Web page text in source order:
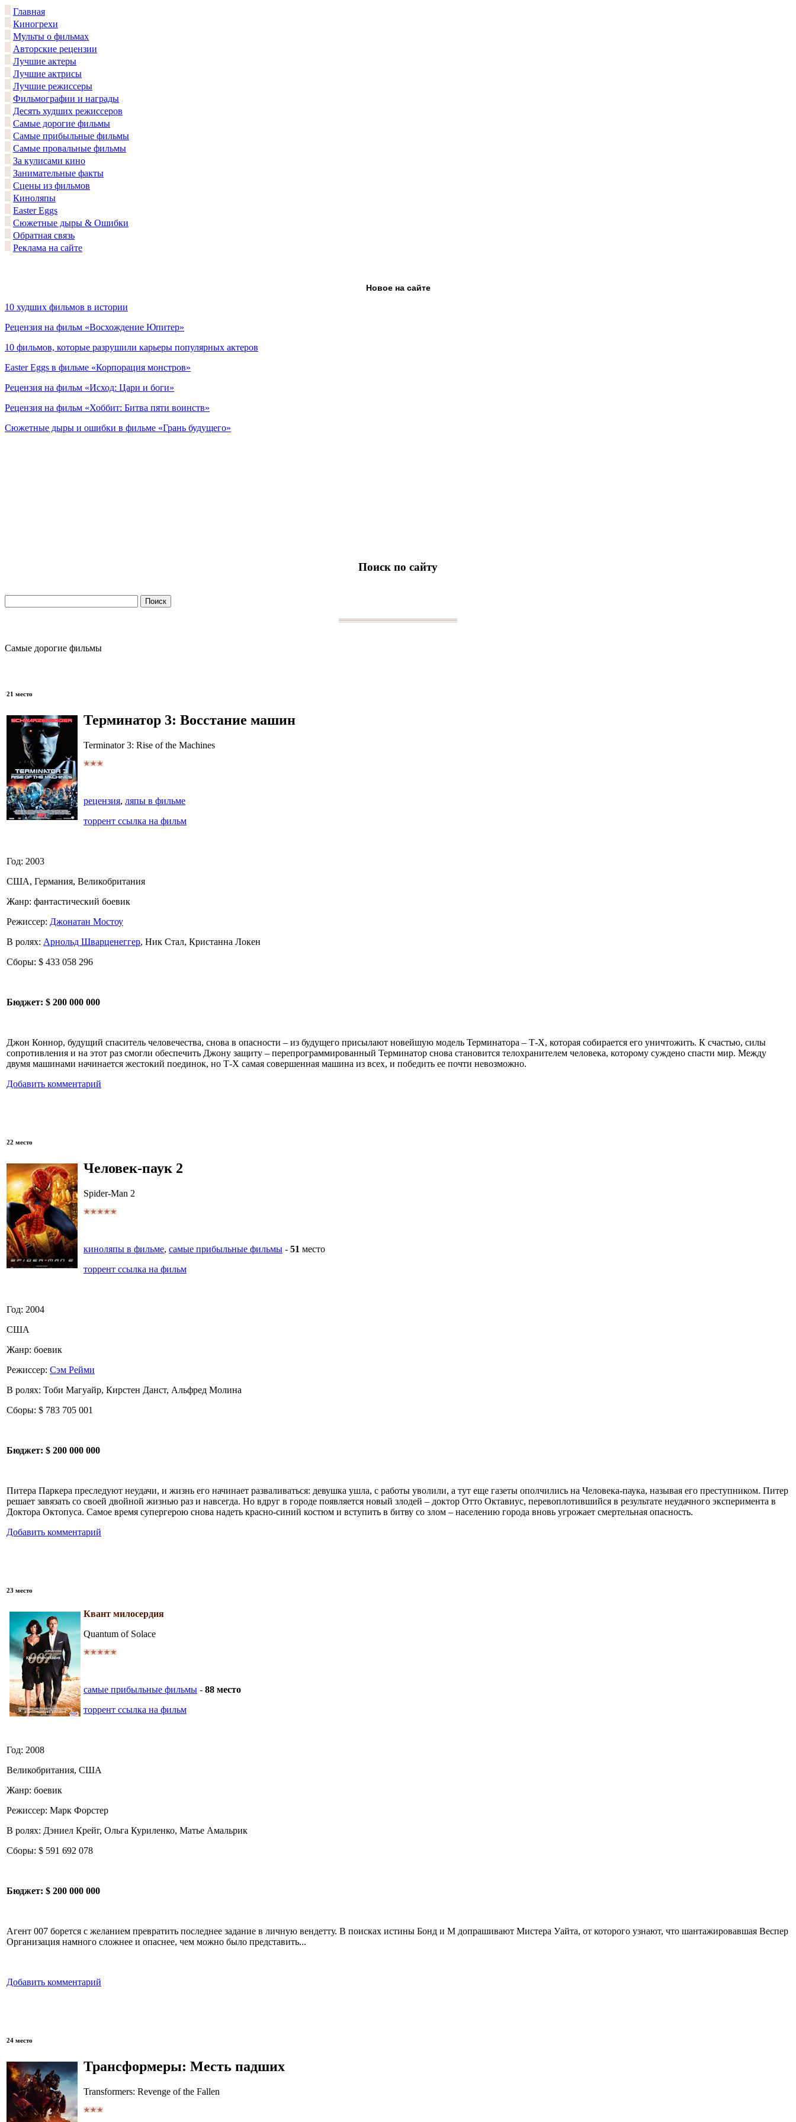
Главная
Киногрехи
Мульты о фильмах
Авторские рецензии
Лучшие актеры
Лучшие актрисы
Лучшие режиссеры
Фильмографии и награды
Десять худших режиссеров
Самые дорогие фильмы
Самые прибыльные фильмы
Самые провальные фильмы
За кулисами кино
Занимательные факты
Сцены из фильмов
Киноляпы
Easter Eggs
Сюжетные дыры & Ошибки
Обратная связь
Реклама на сайте
Новое на сайте
10 худших фильмов в истории
Рецензия на фильм «Восхождение Юпитер»
10 фильмов, которые разрушили карьеры популярных актеров
Easter Eggs в фильме «Корпорация монстров»
Рецензия на фильм «Исход: Цари и боги»
Рецензия на фильм «Хоббит: Битва пяти воинств»
Сюжетные дыры и ошибки в фильме «Грань будущего»
Поиск по сайту
Самые дорогие фильмы
21 место
Терминатор 3: Восстание машин
Terminator 3: Rise of the Machines
рецензия, ляпы в фильме
торрент ссылка на фильм
Год: 2003
США, Германия, Великобритания
Жанр: фантастический боевик
Режиссер: Джонатан Мостоу
В ролях: Арнольд Шварценеггер, Ник Стал, Кристанна Локен
Сборы: $ 433 058 296
Бюджет: $ 200 000 000
Джон Коннор, будущий спаситель человечества, снова в опасности – из будущего присылают новейшую модель Терминатора – Т-Х, которая собирается его уничтожить. К счастью, силы
сопротивления и на этот раз смогли обеспечить Джону защиту – перепрограммированный Терминатор снова становится телохранителем человека, которому суждено спасти мир. Между
двумя машинами начинается жестокий поединок, но Т-Х самая совершенная машина из всех, и победить ее почти невозможно.
Добавить комментарий
22 место
Человек-паук 2
Spider-Man 2
киноляпы в фильме, самые прибыльные фильмы - 51 место
торрент ссылка на фильм
Год: 2004
США
Жанр: боевик
Режиссер: Сэм Рейми
В ролях: Тоби Магуайр, Кирстен Данст, Альфред Молина
Сборы: $ 783 705 001
Бюджет: $ 200 000 000
Питера Паркера преследуют неудачи, и жизнь его начинает разваливаться: девушка ушла, с работы уволили, а тут еще газеты ополчились на Человека-паука, называя его преступником. Питер
решает завязать со своей двойной жизнью раз и навсегда. Но вдруг в городе появляется новый злодей – доктор Отто Октавиус, перевоплотившийся в результате неудачного эксперимента в
Доктора Октопуса. Самое время супергерою снова надеть красно-синий костюм и вступить в битву со злом – населению города вновь угрожает смертельная опасность.
Добавить комментарий
23 место
Квант милосердия
Quantum of Solace
самые прибыльные фильмы - 88 место
торрент ссылка на фильм
Год: 2008
Великобритания, США
Жанр: боевик
Режиссер: Марк Форстер
В ролях: Дэниел Крейг, Ольга Куриленко, Матье Амальрик
Сборы: $ 591 692 078
Бюджет: $ 200 000 000
Агент 007 борется с желанием превратить последнее задание в личную вендетту. В поисках истины Бонд и М допрашивают Мистера Уайта, от которого узнают, что шантажировавшая Веспер
Организация намного сложнее и опаснее, чем можно было представить...
Добавить комментарий
24 место
Трансформеры: Месть падших
Transformers: Revenge of the Fallen